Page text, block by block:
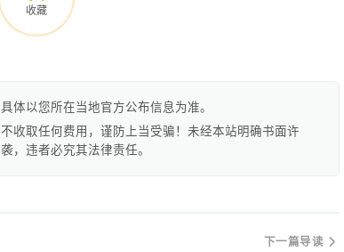
收藏
体以您所在当地官方公布信息为准。
收取任何费用，谨防上当受骗！未经本站明确书面许
，违者必究其法律责任。
下一篇导读